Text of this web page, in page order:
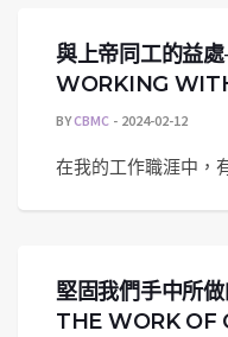
與上帝同工的益
WORKING
BYCBMC 2024-02-12
在我的工作職涯中，
堅固我們手中所
THE WORK OF